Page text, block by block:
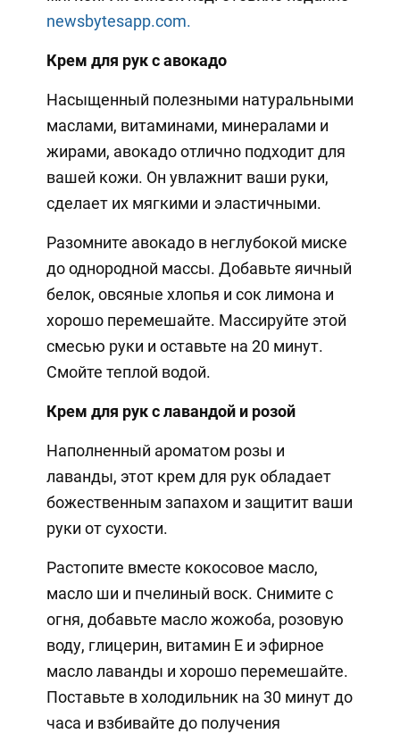
newsbytesapp.com.
Крем для рук с авокадо
Насыщенный полезными натуральными
маслами, витаминами, минералами и
жирами, авокадо отлично подходит для
вашей кожи. Он увлажнит ваши руки,
сделает их мягкими и эластичными.
Разомните авокадо в неглубокой миске
до однородной массы. Добавьте яичный
белок, овсяные хлопья и сок лимона и
хорошо перемешайте. Массируйте этой
смесью руки и оставьте на 20 минут.
Смойте теплой водой.
Крем для рук с лавандой и розой
Наполненный ароматом розы и
лаванды, этот крем для рук обладает
божественным запахом и защитит ваши
руки от сухости.
Растопите вместе кокосовое масло,
масло ши и пчелиный воск. Снимите с
огня, добавьте масло жожоба, розовую
воду, глицерин, витамин Е и эфирное
масло лаванды и хорошо перемешайте.
Поставьте в холодильник на 30 минут до
часа и взбивайте до получения